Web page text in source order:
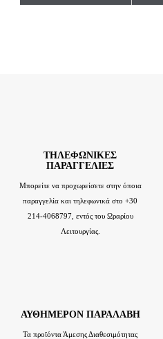
TΗΛΕΦΩΝΙΚΈΣ
ΠΑΡΑΓΓΕΛΊΕΣ
Μπορείτε να προχωρείσετε στην όποια
παραγγελία και τηλεφωνικά στο +30
214-4068797, εντός του Ωραρίου
Λειτουργίας.
ΑΥΘΗΜΕΡΌΝ ΠΑΡΑΛΑΒΉ
Τα προϊόντα Άμεσης Διαθεσιμότητας